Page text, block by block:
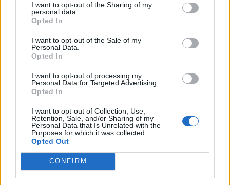
I want to opt-out of the Sharing of my
personal data.
Opted In
I want to opt-out of the Sale of my
Personal Data.
Opted In
I want to opt-out of processing my
Personal Data for Targeted Advertising.
Opted In
I want to opt-out of Collection, Use,
Retention, Sale, and/or Sharing of my
Personal Data that Is Unrelated with the
Purposes for which it was collected.
Opted Out
CONFIRM
Magyarországon: napokon belül leállhat a
műsora
Pénzügyi okok miatt hamarosan befejezi sugárzását az
országos elérésű Jazz TV.